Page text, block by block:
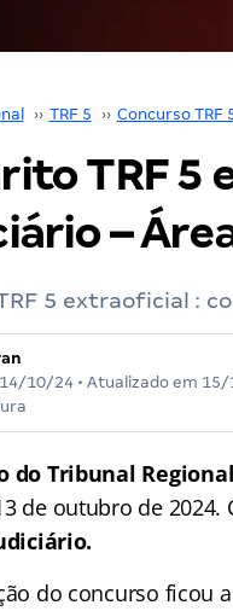
›› TRF 5 ›› Concurso TRF
TRF 5
–
5 extraoficial :
14/10/24• Atualizado em 15/
do Tribunal
de outubro de 2024.
do concurso ficou